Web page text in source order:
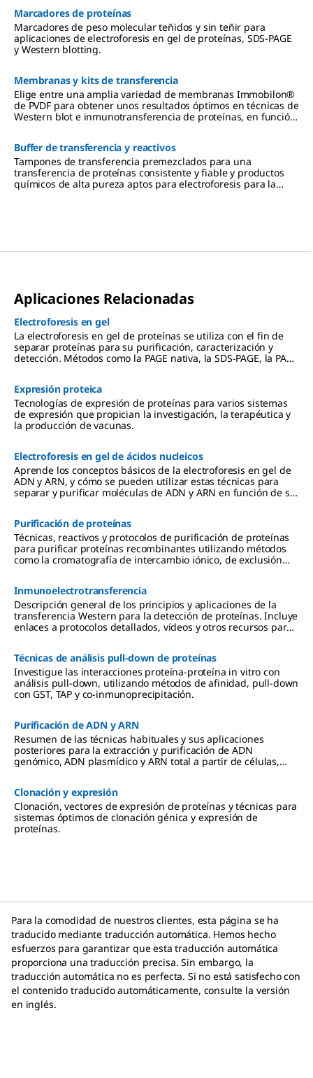
Marcadores de proteínas
Marcadores de peso molecular teñidos y sin teñir para
aplicaciones de electroforesis en gel de proteínas, SDS-PAGE
y Western blotting.
Membranas y kits de transferencia
Elige entre una amplia variedad de membranas Immobilon®
de PVDF para obtener unos resultados óptimos en técnicas de
Western blot e inmunotransferencia de proteínas, en función
Buffer de transferencia y reactivos
Tampones de transferencia premezclados para una
transferencia de proteínas consistente y fiable y productos
químicos de alta pureza aptos para electroforesis para la
Aplicaciones Relacionadas
Electroforesis en gel
La electroforesis en gel de proteínas se utiliza con el fin de
separar proteínas para su purificación, caracterización y
detección. Métodos como la PAGE nativa, la SDS-PAGE, la PAGE
inmunoelectrotransferencia , la espectrometría de masas y el
análisis de proteómica.
Expresión proteica
Tecnologías de expresión de proteínas para varios sistemas
de expresión que propician la investigación, la terapéutica y
la producción de vacunas.
Electroforesis en gel de ácidos nucleicos
Aprende los conceptos básicos de la electroforesis en gel de
ADN y ARN, y cómo se pueden utilizar estas técnicas para
separar y purificar moléculas de ADN y ARN en función de su
Purificación de proteínas
Técnicas, reactivos y protocolos de purificación de proteínas
para purificar proteínas recombinantes utilizando métodos
como la cromatografía de intercambio iónico, de exclusión
Inmunoelectrotransferencia
Descripción general de los principios y aplicaciones de la
transferencia Western para la detección de proteínas. Incluye
enlaces a protocolos detallados, vídeos y otros recursos para
métodos de detección mediante quimioluminiscencia,
colorimetría y fluorescencia.
Técnicas de análisis pull-down de proteínas
Investigue las interacciones proteína-proteína in vitro con
análisis pull-down, utilizando métodos de afinidad, pull-down
con GST, TAP y co-inmunoprecipitación.
Purificación de ADN y ARN
Resumen de las técnicas habituales y sus aplicaciones
posteriores para la extracción y purificación de ADN
genómico, ADN plasmídico y ARN total a partir de células,
Clonación y expresión
Clonación, vectores de expresión de proteínas y técnicas para
sistemas óptimos de clonación génica y expresión de
proteínas.
Para la comodidad de nuestros clientes, esta página se ha
traducido mediante traducción automática. Hemos hecho
esfuerzos para garantizar que esta traducción automática
proporciona una traducción precisa. Sin embargo, la
traducción automática no es perfecta. Si no está satisfecho con
el contenido traducido automáticamente, consulte la versión
en inglés.